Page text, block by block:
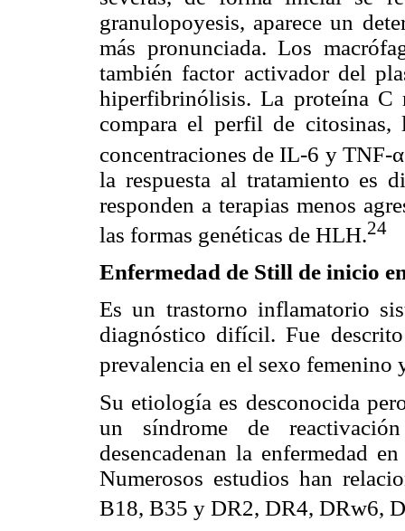
granulopoyesis, aparece un
más pronunciada. Los
también factor activador del
hiperfibrinólisis. La proteína C
compara el perfil de
concentraciones de IL-6 y TNF-
la respuesta al tratamiento es
responden a terapias menos
las formas genéticas de HLH.24
Enfermedad de Still de inicio
Es un trastorno inflamatorio
diagnóstico difícil. Fue
prevalencia en el sexo
Su etiología es desconocida
un síndrome de
desencadenan la enfermedad
Numerosos estudios han
B18, B35 y DR2, DR4, DRw6,